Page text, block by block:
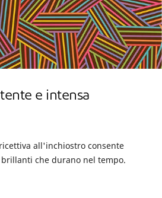
e intensa
all'inchiostro consente
che durano nel tempo.